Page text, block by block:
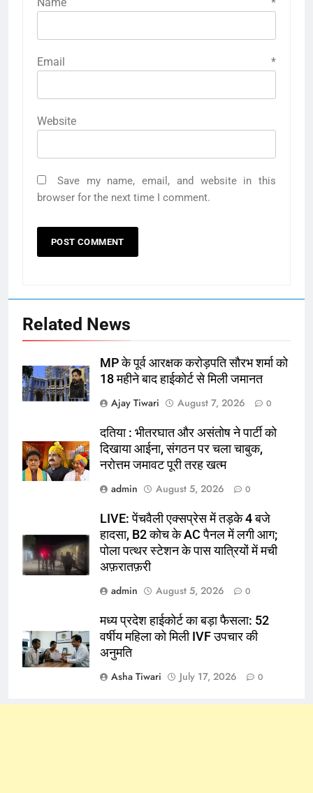
Email *
Website
Save my name, email, and website in this
browser for the next time I comment.
Related News
MP के पूर्व आरक्षक करोड़पति सौरभ शर्मा को
18 महीने बाद हाईकोर्ट से मिली जमानत
Ajay Tiwari
August 7, 2026 0
दतिया : भीतरघात और असंतोष ने पार्टी को
दिखाया आईना, संगठन पर चला चाबुक,
नरोत्तम जमावट पूरी तरह खत्म
admin
August 5, 2026 0
LIVE: पेंचवैली एक्सप्रेस में तड़के 4 बजे
हादसा, B2 कोच के AC पैनल में लगी आग;
पोला पत्थर स्टेशन के पास यात्रियों में मची
अफ़रातफ़री
admin
August 5, 2026 0
मध्य प्रदेश हाईकोर्ट का बड़ा फैसला: 52
वर्षीय महिला को मिली IVF उपचार की
अनुमति
Asha Tiwari
July 17, 2026 0